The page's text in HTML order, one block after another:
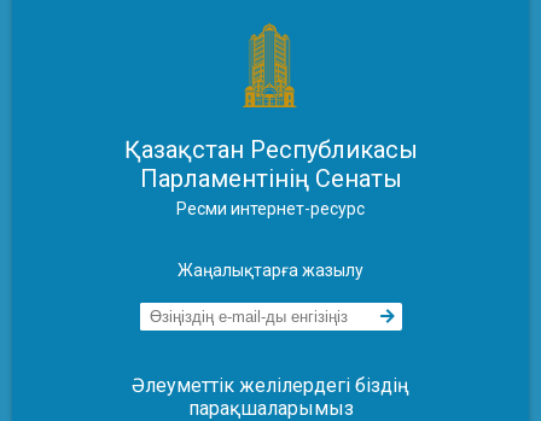
Қазақстан Республикасы
Парламентінің Сенаты
Ресми интернет-ресурс
Жаңалықтарға жазылу
Әлеуметтік желілердегі біздің
парақшаларымыз